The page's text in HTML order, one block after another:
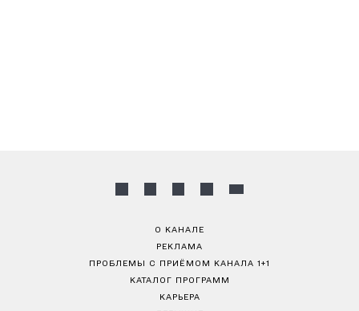
О КАНАЛЕ
РЕКЛАМА
ПРОБЛЕМЫ С ПРИЁМОМ КАНАЛА 1+1
КАТАЛОГ ПРОГРАММ
КАРЬЕРА